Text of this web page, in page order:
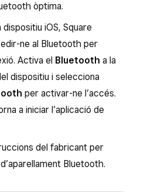
òptima.
dispositiu iOS, Square
ne al Bluetooth per
Activa el Bluetooth a la
dispositiu i selecciona
per activar-ne l’accés.
a iniciar l’aplicació de
del fabricant per
Bluetooth.